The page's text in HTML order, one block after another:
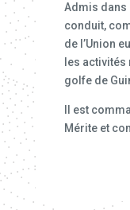
Admis dans
conduit,
de l’Union
les
golfe de
Il est
Mérite et